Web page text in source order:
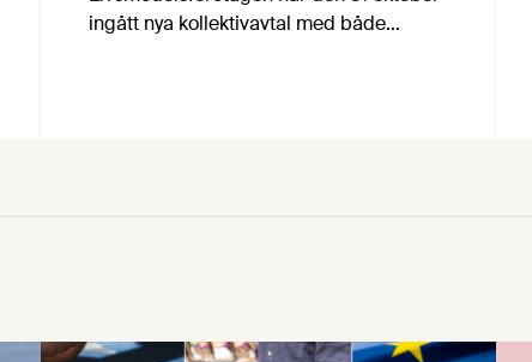
ingått nya kollektivavtal med både
Livsmedelsföretagens förhandlingschef